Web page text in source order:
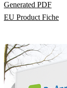
Generated PDF
EU Product Fiche